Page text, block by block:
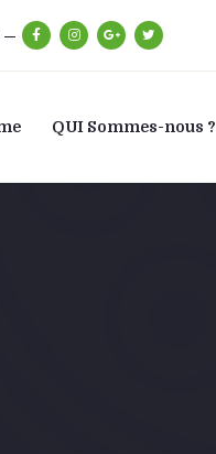
QUI Sommes-nous ?